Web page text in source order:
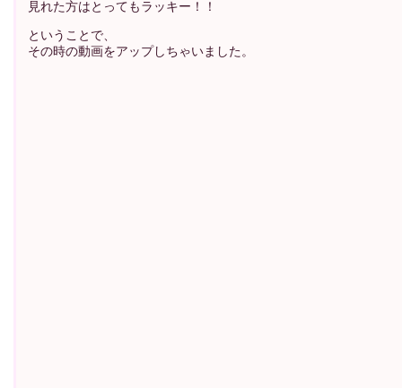
見れた方はとってもラッキー！！
ということで、
その時の動画をアップしちゃいました。